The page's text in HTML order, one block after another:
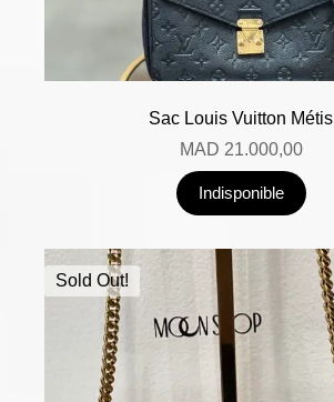
Sac Louis Vuitton Métis
MAD 21.000,00
Indisponible
Sold Out!